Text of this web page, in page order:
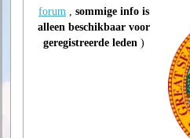
forum , sommige info is
alleen beschikbaar voor
geregistreerde leden )